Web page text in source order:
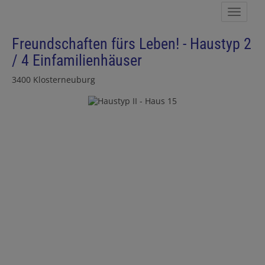
Freundschaften fürs Leben! - Haustyp 2
/ 4 Einfamilienhäuser
3400 Klosterneuburg